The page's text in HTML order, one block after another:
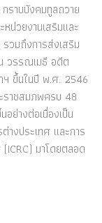
ราบบังคมทูลถวาย
น่วยงานเสริมและ
วมถึงการส่งเสริม
วรรณเมธี อดีต
ฯ ขึ้นในปี พ.ศ. 2546
ราชสมภพครบ 48
ย่างต่อเนื่องเป็น
างประเทศ และการ
มาโดยตลอด